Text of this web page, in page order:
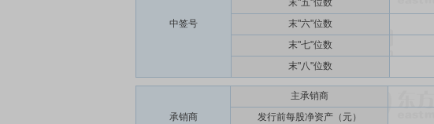
中签号
末"五"位数
末"六"位数
末"七"位数
末"八"位数
承销商
主承销商
发行前每股净资产（元）